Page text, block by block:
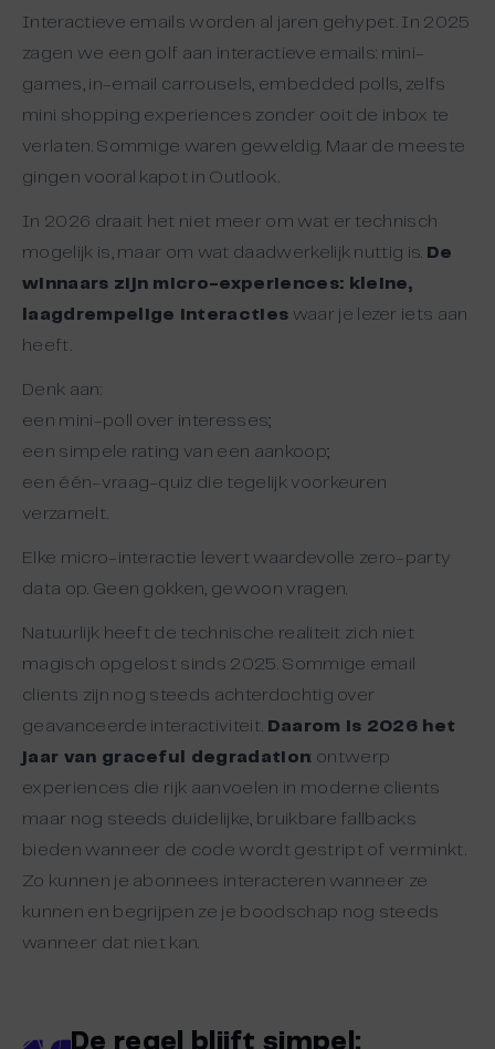
Interactieve emails worden al jaren gehypet. In 2025
zagen we een golf aan interactieve emails: mini-
games, in-email carrousels, embedded polls, zelfs
mini shopping experiences zonder ooit de inbox te
verlaten. Sommige waren geweldig. Maar de meeste
gingen vooral kapot in Outlook.
In 2026 draait het niet meer om wat er technisch
mogelijk is, maar om wat daadwerkelijk nuttig is. De
winnaars zijn micro-experiences: kleine,
laagdrempelige interacties waar je lezer iets aan
heeft.
Denk aan:
een mini-poll over interesses;
een simpele rating van een aankoop;
een één-vraag-quiz die tegelijk voorkeuren
verzamelt.
Elke micro-interactie levert waardevolle zero-party
data op. Geen gokken, gewoon vragen.
Natuurlijk heeft de technische realiteit zich niet
magisch opgelost sinds 2025. Sommige email
clients zijn nog steeds achterdochtig over
geavanceerde interactiviteit. Daarom is 2026 het
jaar van graceful degradation: ontwerp
experiences die rijk aanvoelen in moderne clients
maar nog steeds duidelijke, bruikbare fallbacks
bieden wanneer de code wordt gestript of verminkt.
Zo kunnen je abonnees interacteren wanneer ze
kunnen en begrijpen ze je boodschap nog steeds
wanneer dat niet kan.
De regel blijft simpel: